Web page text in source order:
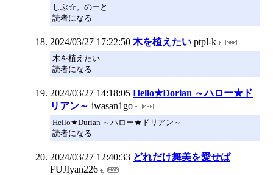
しぶ☆。のーと
読者になる
2024/03/27 17:22:50 木を植えたい ptpl-k
木を植えたい
読者になる
2024/03/27 14:18:05 Hello★Dorian ～ハロー★ド
リアン～ iwasan1go
Hello★Durian ～ハロー★ドリアン～
読者になる
2024/03/27 12:40:33 どれだけ舞美を愛せば
FUJIyan226